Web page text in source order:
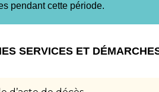
pendant cette période.
SERVICES ET